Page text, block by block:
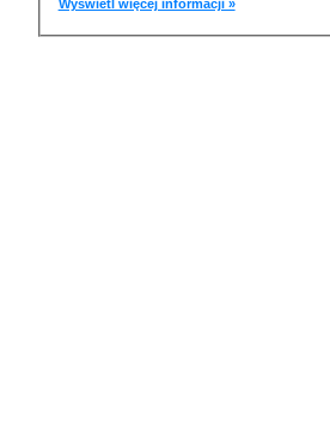
Wyświetl więcej informacji »